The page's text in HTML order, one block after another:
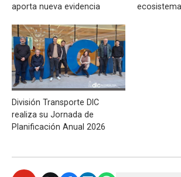
aporta nueva evidencia
División Transporte DIC
realiza su Jornada de
Planificación Anual 2026